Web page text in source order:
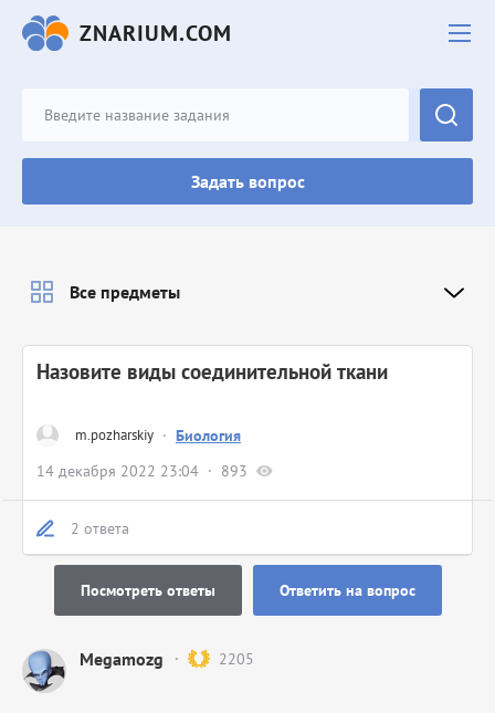
ZNARIUM.COM
Задать вопрос
m.pozharskiy · Биология
14 декабря 2022 23:04
893
Назовите виды соединительной ткани
2 ответа
Посмотреть ответы Ответить на вопрос
Megamozg 2205
Все предметы